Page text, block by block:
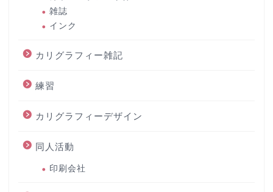
雑誌
インク
カリグラフィー雑記
練習
カリグラフィーデザイン
同人活動
印刷会社